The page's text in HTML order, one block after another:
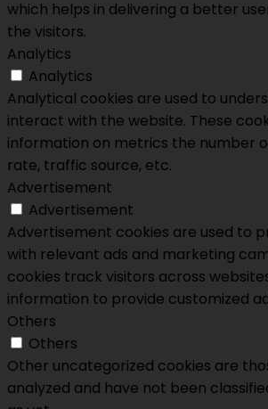
which helps in delivering a better
the visitors.
Analytics
Analytics
Analytical cookies are used to
interact with the website. These
information on metrics the number
rate, traffic source, etc.
Advertisement
Advertisement
Advertisement cookies are used to
with relevant ads and marketing
cookies track visitors across
information to provide customized
Others
Others
Other uncategorized cookies are
analyzed and have not been